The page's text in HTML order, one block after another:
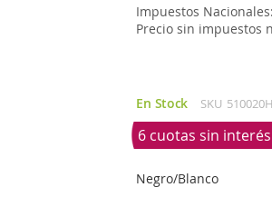
Impuestos
Precio sin impuestos
En Stock SKU
6 cuotas sin
Negro/Blanco